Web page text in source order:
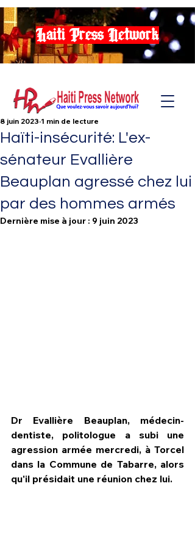
Haiti Press Network
HPN Live
Haïti-insécurité: L'ex-
sénateur Evallière
Beauplan agressé chez lui
par des hommes armés
8 juin 2023 1 min de lecture
Dernière mise à jour : 9 juin 2023
Dr Evallière Beauplan, médecin-
dentiste, politologue a subi une
agression armée mercredi, à Torcel
dans la Commune de Tabarre, alors
qu'il présidait une réunion chez lui.